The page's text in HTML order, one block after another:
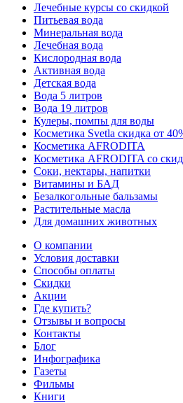
Лечебные курсы со скидкой
Питьевая вода
Минеральная вода
Лечебная вода
Кислородная вода
Активная вода
Детская вода
Вода 5 литров
Вода 19 литров
Кулеры, помпы для воды
Косметика Svetla скидка от
Косметика AFRODITA
Косметика AFRODITA со
Соки, нектары, напитки
Витамины и БАД
Безалкогольные бальзамы
Растительные масла
Для домашних животных
О компании
Условия доставки
Способы оплаты
Скидки
Акции
Где купить?
Отзывы и вопросы
Контакты
Блог
Инфографика
Газеты
Фильмы
Книги